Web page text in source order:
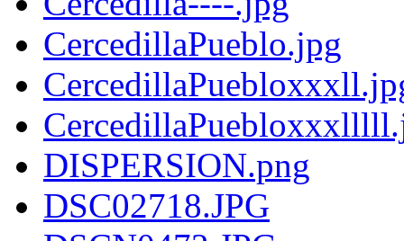
CercedillaPueblo.jpg
DISPERSION.png
DSC02718.JPG